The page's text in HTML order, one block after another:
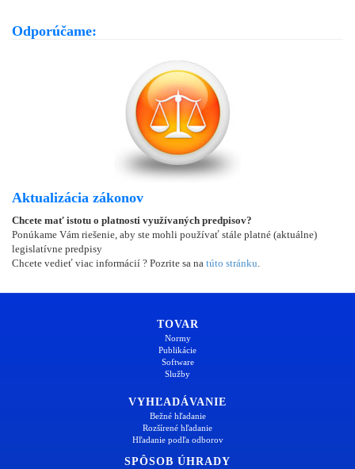
Odporúčame:
Aktualizácia zákonov
Chcete mať istotu o platnosti využívaných predpisov?
Ponúkame Vám riešenie, aby ste mohli používať stále platné (aktuálne)
legislatívne predpisy
Chcete vedieť viac informácií ? Pozrite sa na túto stránku
TOVAR
Normy
Publikácie
Software
Služby
VYHĽADÁVANIE
Bežné hľadanie
Rozšírené hľadanie
Hľadanie podľa odborov
SPÔSOB ÚHRADY